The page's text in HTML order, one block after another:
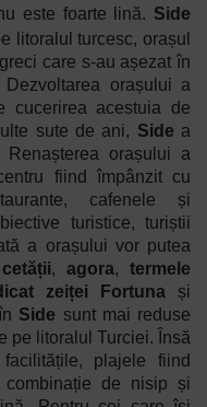
este foarte lină. Side
litoralul turcesc, orașul
care s-au așezat în
orașului a
cucerirea acestuia de
sute de ani, Side a
orașului a
fiind împânzit cu
cafenele și
turistice, turiștii
a orașului vor putea
, agora, termele
zeiței Fortunași
Side sunt mai reduse
pe litoralul Turciei. Însă
plajele fiind
de nisip și